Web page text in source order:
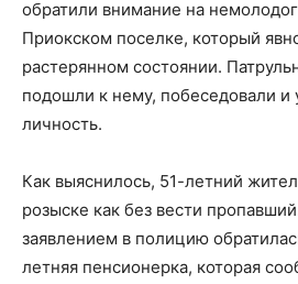
обратили внимание на
Приокском поселке, который
растерянном состоянии.
подошли к нему, побеседовали и
личность.
Как выяснилось, 51-летний
розыске как без вести
заявлением в полицию
летняя пенсионерка, которая